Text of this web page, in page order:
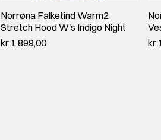
Norrøna Falketind Warm2
Stretch Hood W's Indigo Night
kr 1 899,00
kr